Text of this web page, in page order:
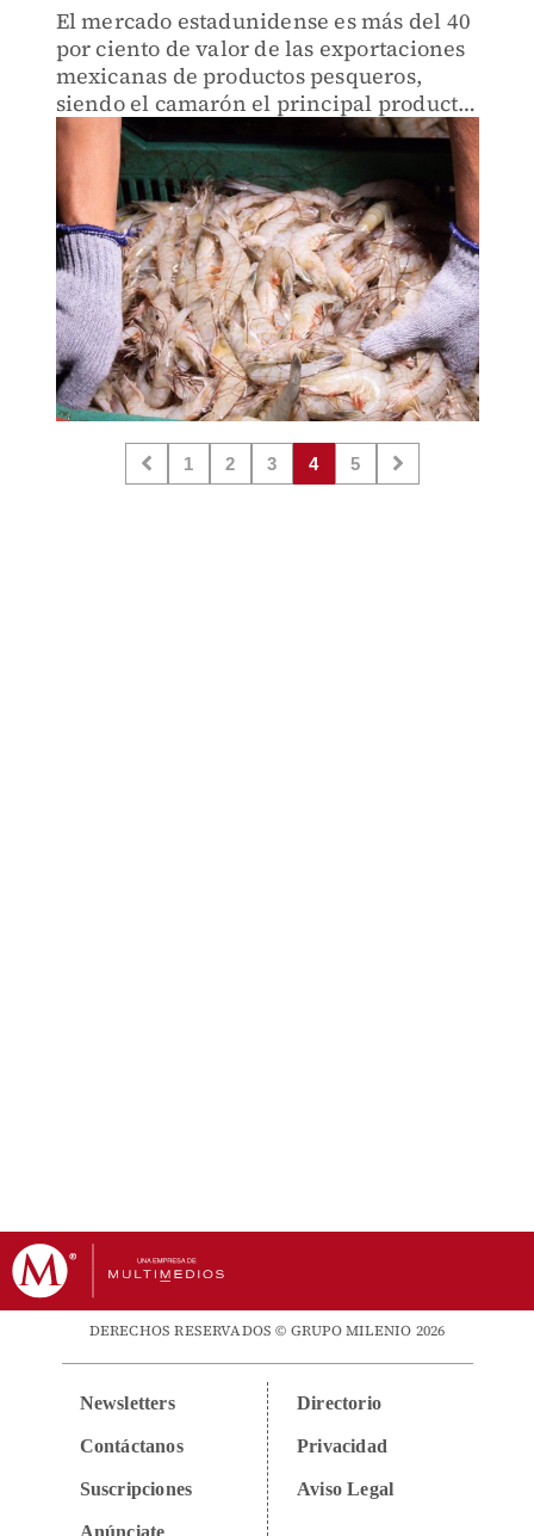
El mercado estadunidense es más del 40
por ciento de valor de las exportaciones
mexicanas de productos pesqueros,
siendo el camarón el principal producto
exportado, señaló la Cámara Nacional
de las Industrias Pesquera y Acuícola.
1 2 3 4 5
DERECHOS RESERVADOS © GRUPO MILENIO 2026
Newsletters
Contáctanos
Suscripciones
Anúnciate
Directorio
Privacidad
Aviso Legal